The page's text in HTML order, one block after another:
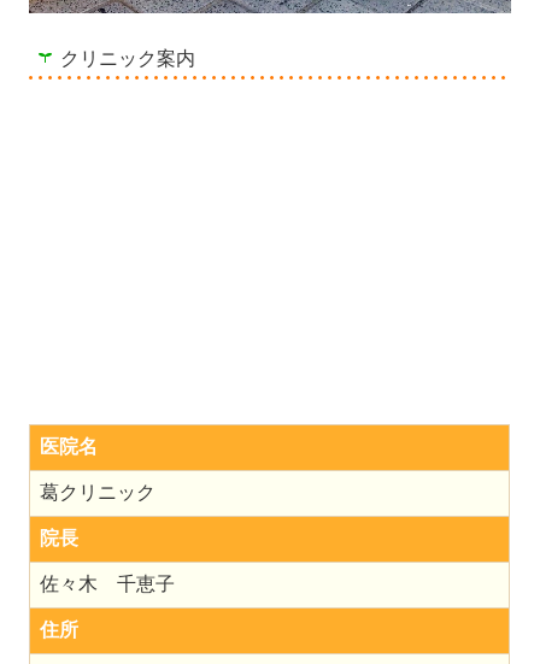
クリニック案内
医院名
葛クリニック
院長
佐々木 千恵子
住所